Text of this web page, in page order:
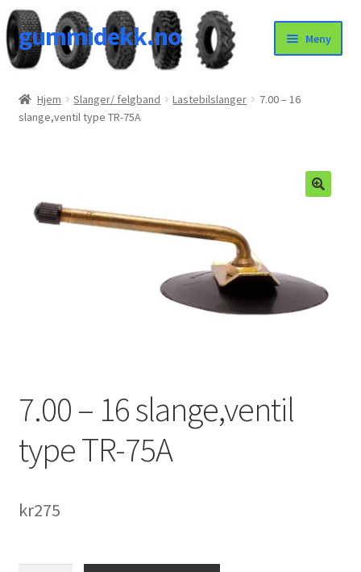
Hopp
til
navigasjon
Hopp
til
innhold
gummidekk.no Meny
Hjem Slanger/ felgband Lastebilslanger
7.00 – 16
slange,ventil type TR-75A
7.00 – 16 slange,ventil
type TR-75A
kr275